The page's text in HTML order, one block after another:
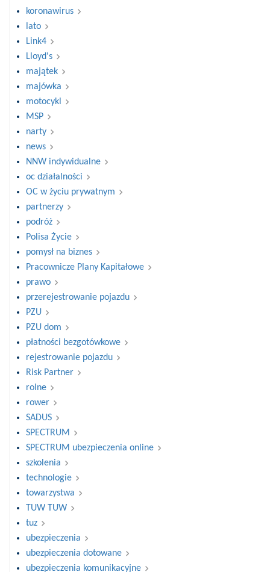
koronawirus
lato
Link4
Lloyd's
majątek
majówka
motocykl
MSP
narty
news
NNW indywidualne
oc działalności
OC w życiu prywatnym
partnerzy
podróż
Polisa Życie
pomysł na biznes
Pracownicze Plany Kapitałowe
prawo
przerejestrowanie pojazdu
PZU
PZU dom
płatności bezgotówkowe
rejestrowanie pojazdu
Risk Partner
rolne
rower
SADUS
SPECTRUM
SPECTRUM ubezpieczenia online
szkolenia
technologie
towarzystwa
TUW TUW
tuz
ubezpieczenia
ubezpieczenia dotowane
ubezpieczenia komunikacyjne